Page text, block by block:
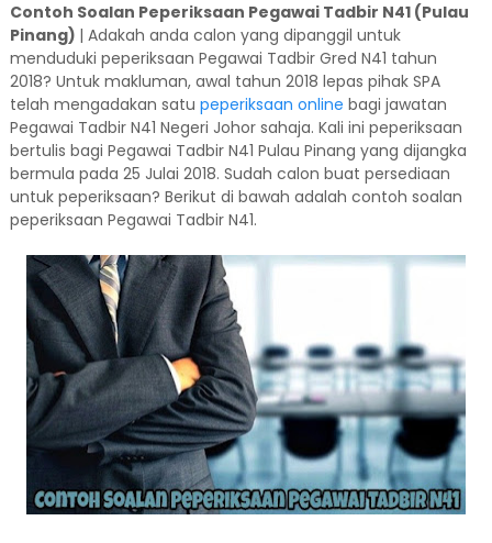
Contoh Soalan Peperiksaan Pegawai Tadbir N41 (Pulau
Pinang) | Adakah anda calon yang dipanggil untuk
menduduki peperiksaan Pegawai Tadbir Gred N41 tahun
2018? Untuk makluman, awal tahun 2018 lepas pihak SPA
telah mengadakan satu peperiksaan online bagi jawatan
Pegawai Tadbir N41 Negeri Johor sahaja. Kali ini peperiksaan
bertulis bagi Pegawai Tadbir N41 Pulau Pinang yang dijangka
bermula pada 25 Julai 2018. Sudah calon buat persediaan
untuk peperiksaan? Berikut di bawah adalah contoh soalan
peperiksaan Pegawai Tadbir N41.